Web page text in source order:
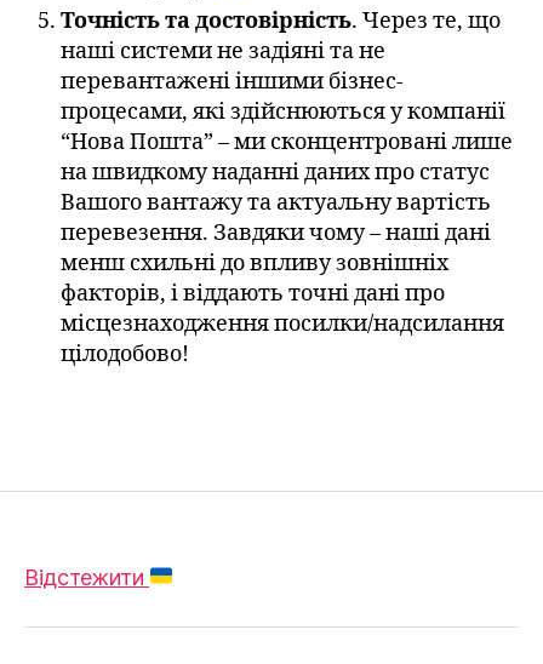
Точність та достовірність. Через те, що
наші системи не задіяні та не
перевантажені іншими бізнес-
процесами, які здійснюються у компанії
“Нова Пошта” – ми сконцентровані лише
на швидкому наданні даних про статус
Вашого вантажу та актуальну вартість
перевезення. Завдяки чому – наші дані
менш схильні до впливу зовнішніх
факторів, і віддають точні дані про
місцезнаходження посилки/надсилання
цілодобово!
Відстежити